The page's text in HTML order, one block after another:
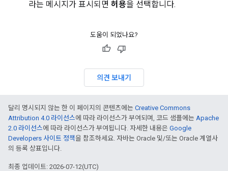
라는 메시지가 표시되면 허용을 선택합니다.
도움이 되었나요?
의견 보내기
달리 명시되지 않는 한 이 페이지의 콘텐츠에는 Creative Commons
Attribution 4.0 라이선스에 따라 라이선스가 부여되며, 코드 샘플에는 Apache
2.0 라이선스에 따라 라이선스가 부여됩니다. 자세한 내용은 Google
Developers 사이트 정책을 참조하세요. 자바는 Oracle 및/또는 Oracle 계열사
의 등록 상표입니다.
최종 업데이트: 2026-07-12(UTC)